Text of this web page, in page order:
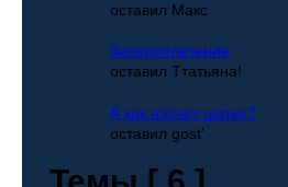
оставил Макс
бисероплетение
оставил Ттатьяна!
А как насчет шитья?
оставил gost'